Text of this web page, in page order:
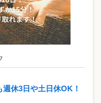
休3日や土日休OK！